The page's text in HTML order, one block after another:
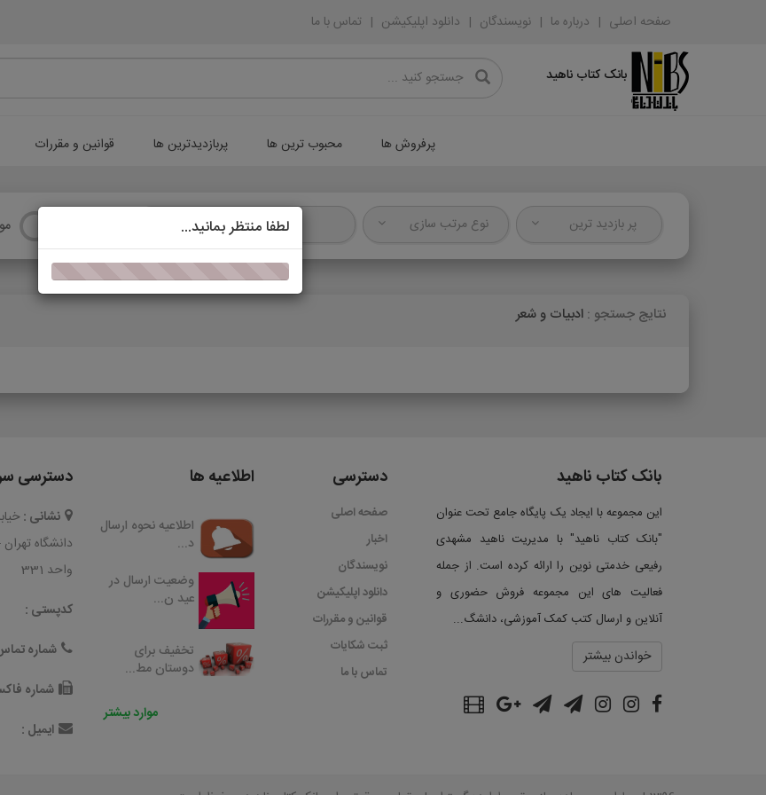
صفحه اصلی درباره ما نویسندگان دانلود اپلیکیشن تماس با ما
بانک کتاب ناهید
پرفروش ها محبوب ترین ها پربازدیدترین ها قوانین و مقررات
پر بازدید ترین نوع مرتب سازی انتخاب زیر موضوع
نتایج جستجو : ادبیات و شعر
بانک کتاب ناهید
این مجموعه با ایجاد یک پایگاه جامع تحت عنوان
"بانک کتاب ناهید" با مدیریت ناهید مشهدی
رفیعی خدمتی نوین را ارائه کرده است. از جمله
فعالیت های این مجموعه فروش حضوری و
آنلاین و ارسال کتب کمک آموزشی، دانشگ...
خواندن بیشتر
دسترسی
صفحه اصلی
اخبار
نویسندگان
دانلود اپلیکیشن
قوانین و مقررات
ثبت شکایات
تماس با ما
اطلاعیه ها
اطلاعیه نحوه ارسال
د...
وضعیت ارسال در
عید ن...
تخفیف برای
دوستان مط...
موارد بیشتر
دسترسی
نشانی :
دانشگاه
واحد 331
کدپستی :
شماره
شماره
ایمیل :
لطفا منتظر بمانید...